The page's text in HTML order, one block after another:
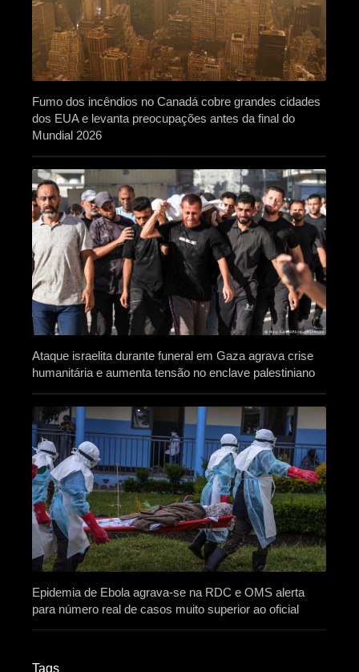
Fumo dos incêndios no Canadá cobre grandes cidades
dos EUA e levanta preocupações antes da final do
Mundial 2026
Ataque israelita durante funeral em Gaza agrava crise
humanitária e aumenta tensão no enclave palestiniano
Epidemia de Ebola agrava-se na RDC e OMS alerta
para número real de casos muito superior ao oficial
Tags